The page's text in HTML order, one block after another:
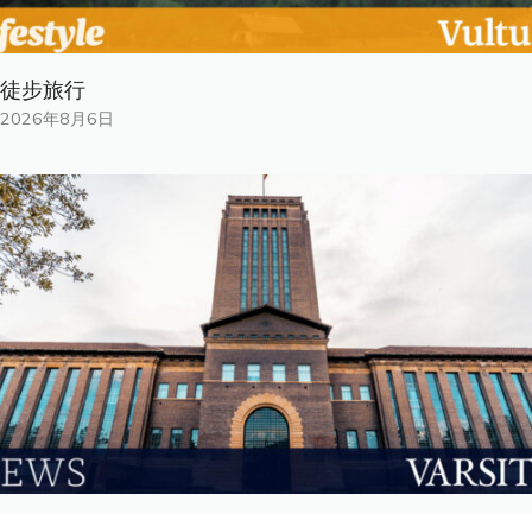
徒步旅行
2026年8月6日